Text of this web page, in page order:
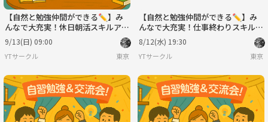
【自然と勉強仲間ができる✏️】み
んなで大充実！休日朝活スキルアッ
プ会！💻※IT関係者以外も大歓
迎！🔰
9/13(日) 09:00
YTサークル 東京
【自然と勉強仲間ができる✏️】み
んなで大充実！仕事終わりスキルア
ップ会！💻※IT関係者以外も大歓
迎！🔰
8/12(水) 19:30
YTサークル 東京